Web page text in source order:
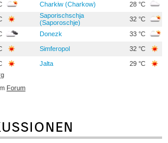
Charkiw (Charkow) 28 °C
Saporischschja
(Saporoschje)
32 °C
Donezk 33 °C
Simferopol 32 °C
Jalta
29 °C
Forum